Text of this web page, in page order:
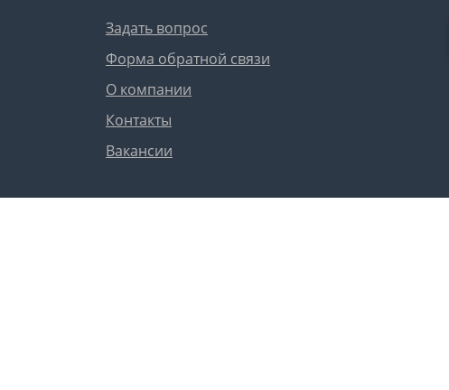
Задать вопрос
Форма обратной связи
О компании
Контакты
Вакансии